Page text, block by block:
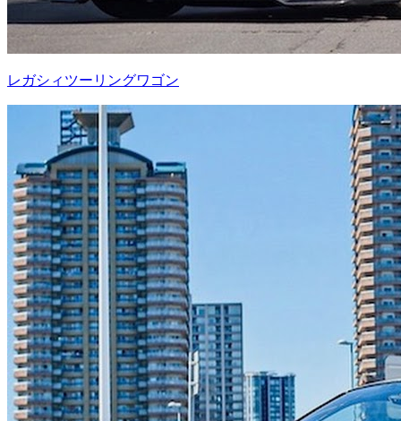
レガシィツーリングワゴン